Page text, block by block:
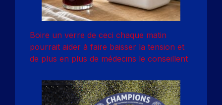
Boire un verre de ceci chaque matin
pourrait aider à faire baisser la tension et
de plus en plus de médecins le conseillent